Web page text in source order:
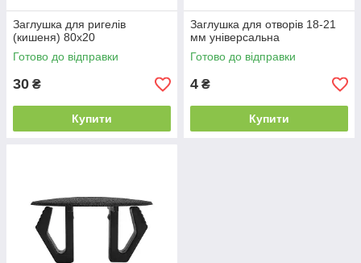
Заглушка для ригелів
(кишеня) 80х20
Готово до відправки
30 ₴
Купити
Заглушка для отворів 18-21
мм універсальна
Готово до відправки
4 ₴
Купити